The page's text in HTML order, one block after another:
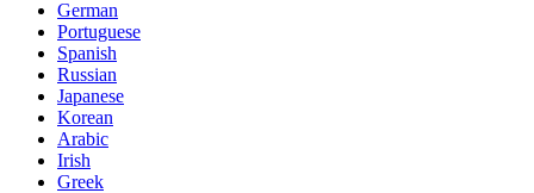
German
Portuguese
Spanish
Russian
Japanese
Korean
Arabic
Irish
Greek